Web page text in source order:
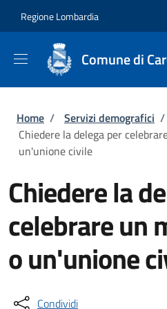
Regione Lombardia
Comune di
Briciole di pane
Home / Servizi demografici /
Chiedere la delega per
un'unione civile
Chiedere la
celebrare un
o un'unione
Condividi